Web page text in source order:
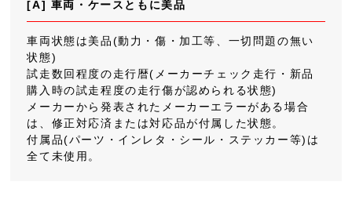
[A] 車両・ケースともに美品
車両状態は美品(動力・傷・加工等、一切問題の無い
状態)
試走数回程度の走行暦(メーカーチェック走行・新品
購入時の試走程度の走行傷が認められる状態)
メーカーから発表されたメーカーエラーがある場合
は、修正対応済または対応品が付属した状態。
付属品(パーツ・インレタ・シール・ステッカー等)は
全て未使用。